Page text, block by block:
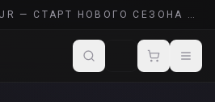
ЛИГА RUNES OF ALDUR — СТАРТ НОВОГО СЕЗОНА POE 2